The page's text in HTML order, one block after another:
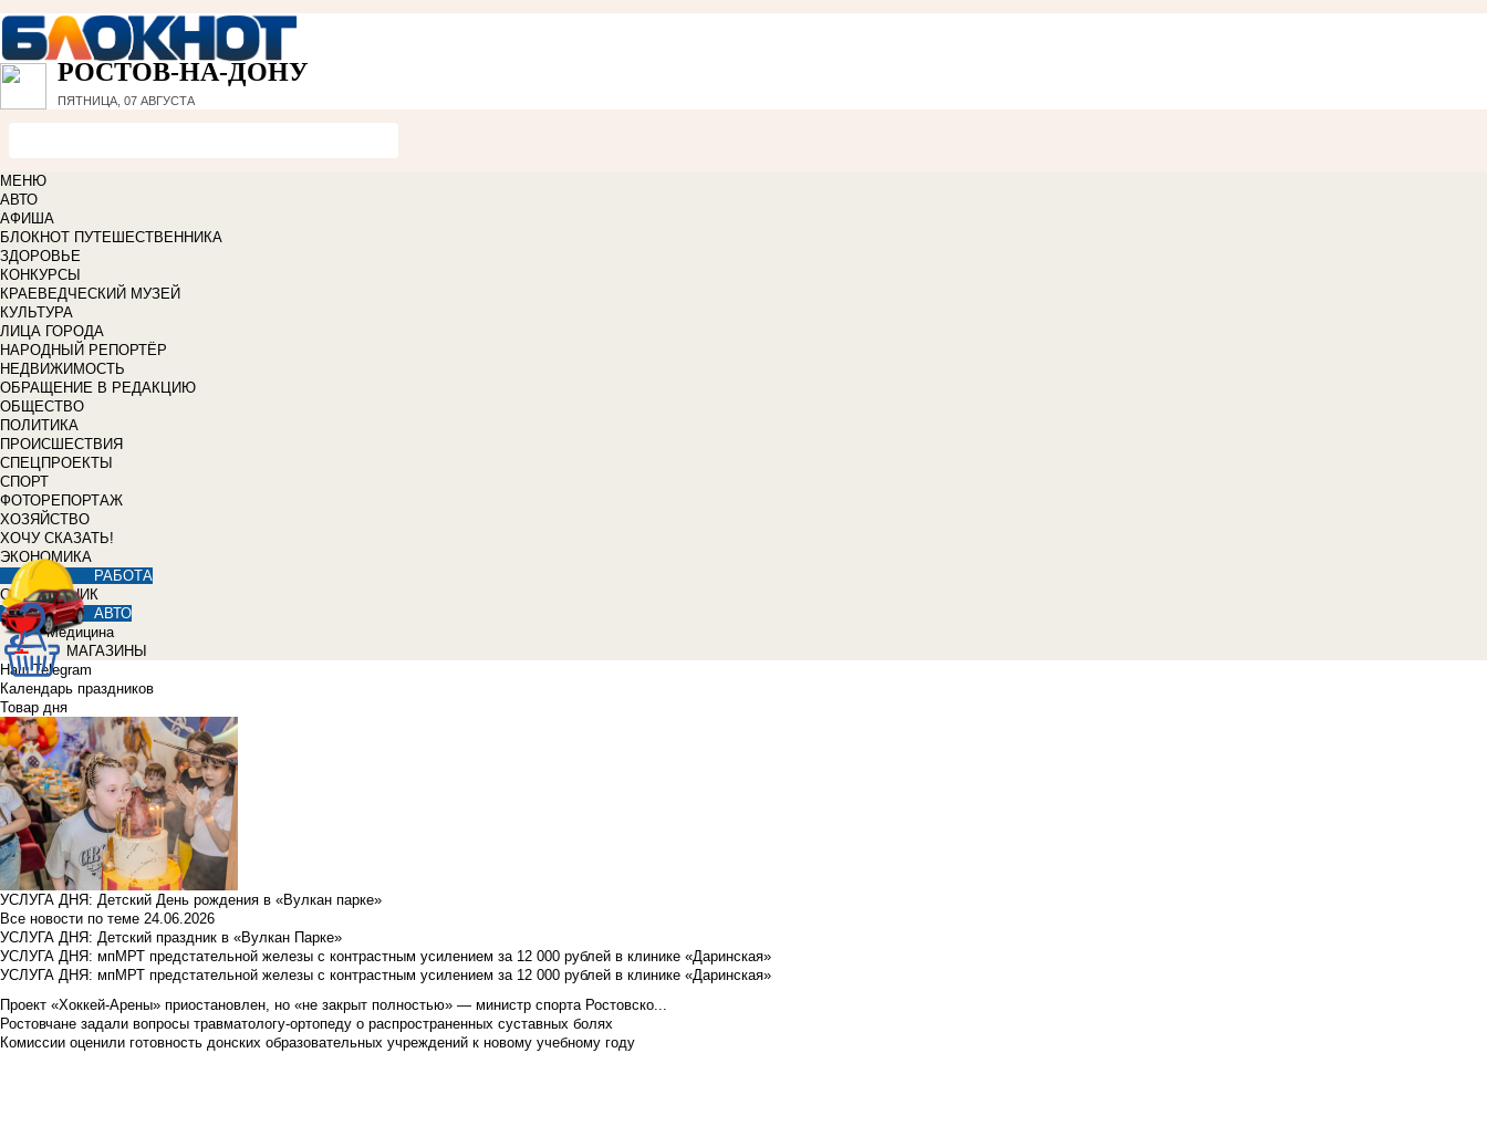
РОСТОВ-НА-ДОНУ
ПЯТНИЦА, 07 АВГУСТА
МЕНЮ
АВТО
АФИША
БЛОКНОТ ПУТЕШЕСТВЕННИКА
ЗДОРОВЬЕ
КОНКУРСЫ
КРАЕВЕДЧЕСКИЙ МУЗЕЙ
КУЛЬТУРА
ЛИЦА ГОРОДА
НАРОДНЫЙ РЕПОРТЁР
НЕДВИЖИМОСТЬ
ОБРАЩЕНИЕ В РЕДАКЦИЮ
ОБЩЕСТВО
ПОЛИТИКА
ПРОИСШЕСТВИЯ
СПЕЦПРОЕКТЫ
СПОРТ
ФОТОРЕПОРТАЖ
ХОЗЯЙСТВО
ХОЧУ СКАЗАТЬ!
ЭКОНОМИКА
РАБОТА
СПРАВОЧНИК
АВТО
Медицина
МАГАЗИНЫ
Наш Telegram
Календарь праздников
Товар дня
УСЛУГА ДНЯ: Детский День рождения в «Вулкан парке»
Все новости по теме 24.06.2026
УСЛУГА ДНЯ: Детский праздник в «Вулкан Парке»
УСЛУГА ДНЯ: мпМРТ предстательной железы с контрастным усилением за 12 000 рублей в клинике «Даринская»
УСЛУГА ДНЯ: мпМРТ предстательной железы с контрастным усилением за 12 000 рублей в клинике «Даринская»
Проект «Хоккей-Арены» приостановлен, но «не закрыт полностью» — министр спорта Ростовско...
Ростовчане задали вопросы травматологу-ортопеду о распространенных суставных болях
Комиссии оценили готовность донских образовательных учреждений к новому учебному году